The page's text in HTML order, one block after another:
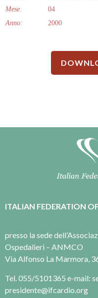
Mese:
04
Anno:
2000
ITALIAN FEDERATION
presso la sede
Ospedalieri – ANMCO
Via Alfonso La Marmora,
Tel. 055/5101365 e-mail:
presidente@ifcardio.org